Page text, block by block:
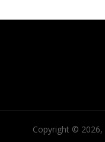
Copyright © 2026,